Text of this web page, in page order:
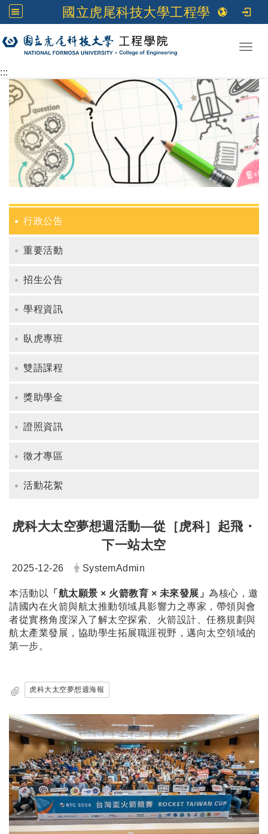
國立虎尾科技大學工程學院
跳到主要內容
:::
行政公告
重要活動
招生公告
學程資訊
臥虎專班
雙語課程
獎助學金
證照資訊
徵才專區
活動花絮
虎科大太空夢想週活動—從［虎科］起飛・
下一站太空
日期：
2025-12-26 發布者：
SystemAdmin
本活動以 「航太願景 × 火箭教育 × 未來發展」 為核心，邀
請國內在火箭與航太推動領域具影響力之專家，帶領與會
者從實務角度深入了解太空探索、火箭設計、任務規劃與
航太產業發展，協助學生拓展職涯視野，邁向太空領域的
第一步。
虎科大太空夢想週海報